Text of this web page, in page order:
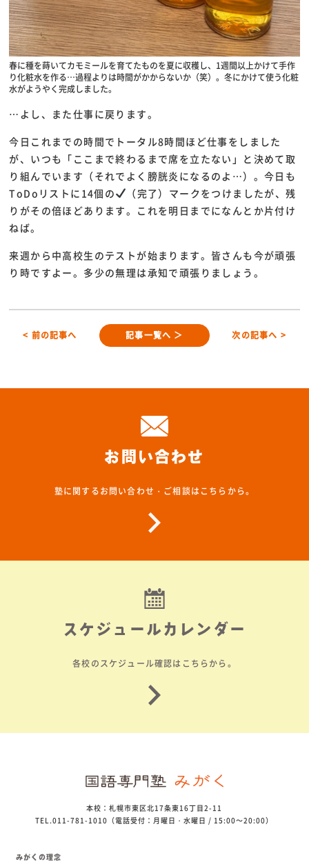
春に種を蒔いてカモミールを育てたものを夏に収穫し、1週間以上かけて手作
り化粧水を作る…過程よりは時間がかからないか（笑）。冬にかけて使う化粧
水がようやく完成しました。
…よし、また仕事に戻ります。
今日これまでの時間でトータル8時間ほど仕事をしました
が、いつも「ここまで終わるまで席を立たない」と決めて取
り組んでいます（それでよく膀胱炎になるのよ…）。今日も
ToDoリストに14個の
（完了）マークをつけましたが、残
りがその倍ほどあります。これを明日までになんとか片付け
ねば。
来週から中高校生のテストが始まります。皆さんも今が頑張
り時ですよー。多少の無理は承知で頑張りましょう。
< 前の記事へ 記事一覧へ ＞ 次の記事へ >
お問い合わせ
塾に関するお問い合わせ・ご相談はこちらから。
スケジュールカレンダー
各校のスケジュール確認はこちらから。
本校：札幌市東区北17条東16丁目2-11
TEL.011-781-1010（電話受付：月曜日・水曜日 / 15:00～20:00）
みがくの理念